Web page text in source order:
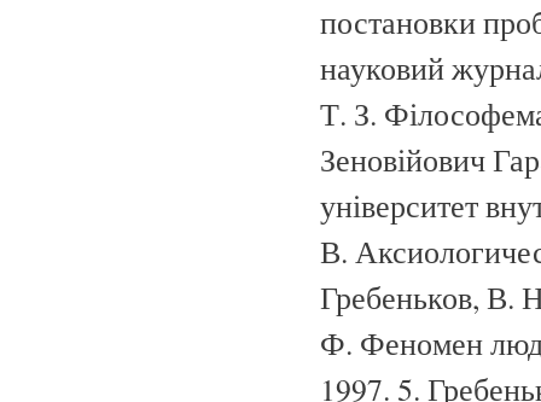
постановки
науковий
Т. З.
Зеновійович
університет
В.
Гребеньков, В.
Ф. Феномен
1997. 5.